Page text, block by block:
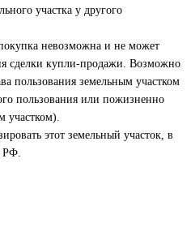
участка у другого
невозможна и не может
сделки купли-продажи. Возможно
пользования земельным участком
пользования или пожизненно
участком).
этот земельный участок, в
РФ.